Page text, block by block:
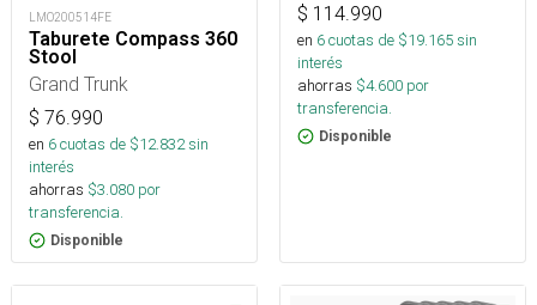
LMO200514FE
Taburete Compass 360
Stool
Grand Trunk
$ 76.990
en 6cuotas de $12.832sin
interés
ahorras $3.080 por
transferencia.
Disponible
$ 114.990
en 6cuotas de $19.165sin
interés
ahorras $4.600 por
transferencia.
Disponible